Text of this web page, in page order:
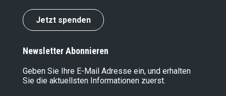
Jetzt spenden
Newsletter Abonnieren
Geben Sie Ihre E-Mail Adresse ein, und erhalten
Sie die aktuellsten Informationen zuerst.